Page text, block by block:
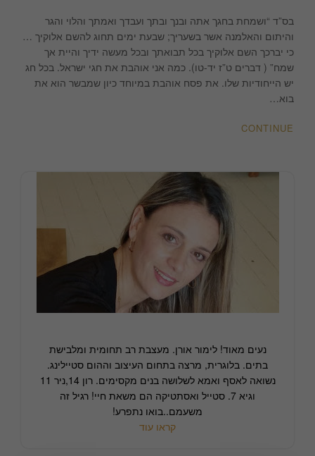
בחגך!
בס”ד “ושמחת בחגך אתה ובנך ובתך ועבדך ואמתך והלוי והגר
והיתום והאלמנה אשר בשעריך; שבעת ימים תחוג להשם אלוקיך …
כי יברכך השם אלוקיך בכל תבואתך ובכל מעשה ידיך והיית אך
שמח” ( דברים ט”ז יד-טו). כמה אני אוהבת את חגי ישראל. בכל חג
יש הייחודיות שלו. את פסח אוהבת במיוחד כיון שמבשר הוא את
בוא…
CONTINUE
נעים מאוד! לימור אורן. מעצבת רב תחומית ומלבישת
בתים. בלוגרית, מרצה בתחום העיצוב וההום סטיילינג.
נשואה לאסף ואמא לשלושה בנים מקסימים. רון 14,ניר 11
וגיא 7. סטייל ואסתטיקה הם משאת חיי! רגיל זה
משעמם..בואו נתפרע!
קראו עוד